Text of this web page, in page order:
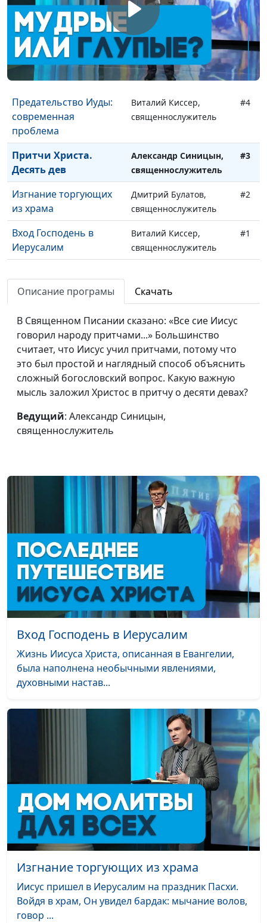
Путь на Голгофу.
Распятие Христа
Дмитрий Булатов,
священнослужитель
#6
Да будет воля Твоя
Александр Синицын,
священнослужитель
#5
Предательство Иуды:
современная
проблема
Виталий Киссер,
священнослужитель
#4
Притчи Христа.
Десять дев
Александр Синицын,
священнослужитель
#3
Изгнание торгующих
из храма
Дмитрий Булатов,
священнослужитель
#2
Вход Господень в
Иерусалим
Виталий Киссер,
священнослужитель
#1
Описание програмы Скачать
В Священном Писании сказано: «Все сие Иисус
говорил народу притчами...» Большинство
считает, что Иисус учил притчами, потому что
это был простой и наглядный способ объяснить
сложный богословский вопрос. Какую важную
мысль заложил Христос в притчу о десяти девах?
Ведущий: Александр Синицын,
священнослужитель
Вход Господень в Иерусалим
Жизнь Иисуса Христа, описанная в Евангелии,
была наполнена необычными явлениями,
духовными настав...
Изгнание торгующих из храма
Иисус пришел в Иерусалим на праздник Пасхи.
Войдя в храм, Он увидел бардак: мычание волов,
говор ...